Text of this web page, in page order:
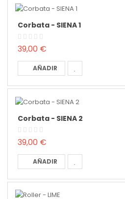
Corbata - SIENA 1
39,00 €
AÑADIR
Corbata - SIENA 2
39,00 €
AÑADIR